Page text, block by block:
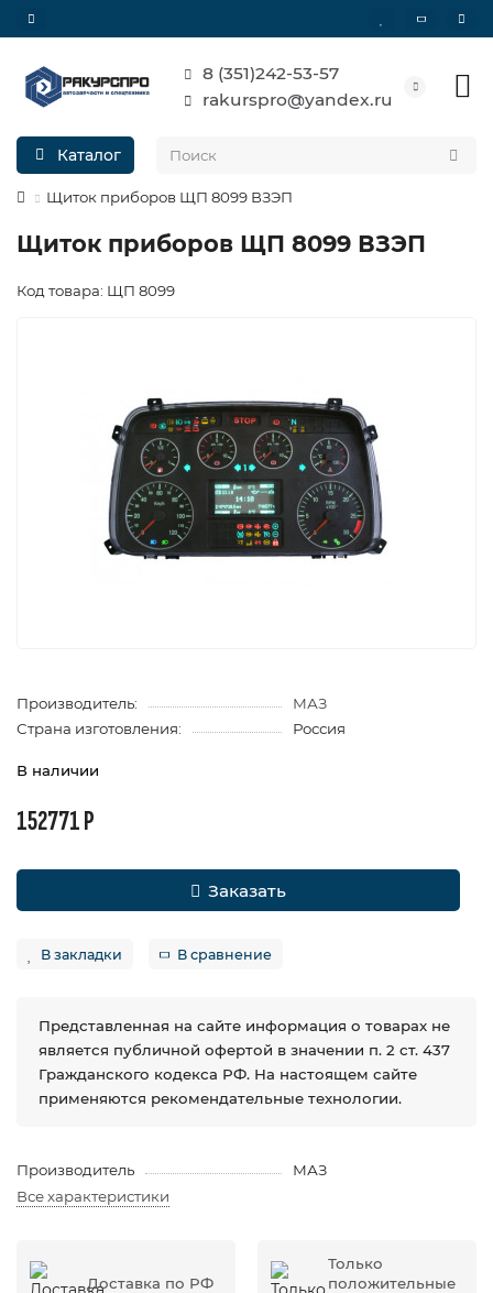
8 (351)242-53-57
rakurspro@yandex.ru
Каталог
Щиток приборов ЩП 8099 ВЗЭП
Щиток приборов ЩП 8099 ВЗЭП
Код товара: ЩП 8099
Производитель:
МАЗ
Страна изготовления:
Россия
В наличии
152771 Р
Заказать
В закладки В сравнение
Представленная на сайте информация о товарах не
является публичной офертой в значении п. 2 ст. 437
Гражданского кодекса РФ. На настоящем сайте
применяются рекомендательные технологии.
Производитель
МАЗ
Все характеристики
Доставка по РФ
Только
положительные